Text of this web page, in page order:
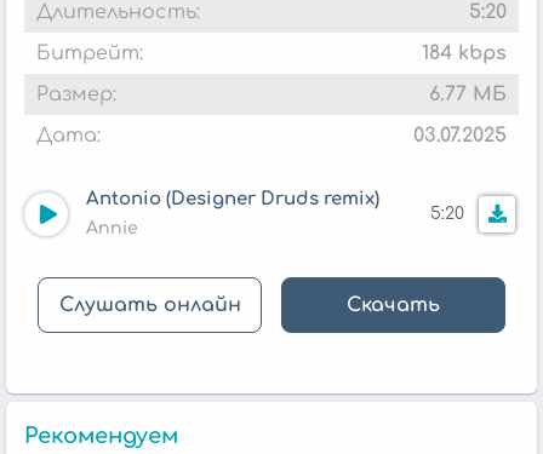
Длительность:
5:20
Битрейт:
184 kbps
Размер:
6.77 МБ
Дата:
03.07.2025
Antonio (Designer Druds remix)
Annie
5:20
Слушать онлайн Скачать
Рекомендуем